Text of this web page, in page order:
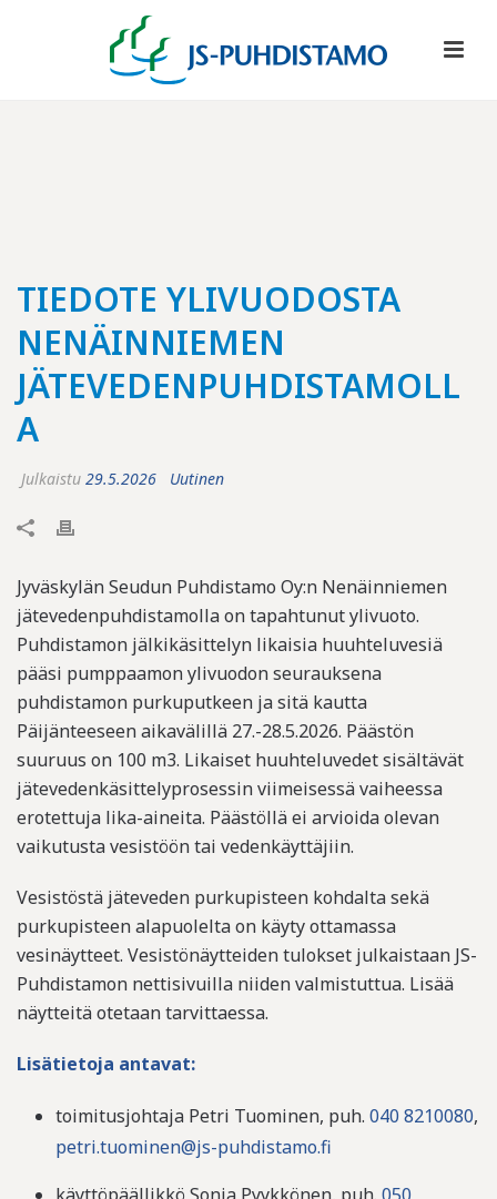
TIEDOTE YLIVUODOSTA
NENÄINNIEMEN
JÄTEVEDENPUHDISTAMOLL
A
Julkaistu 29.5.2026 Uutinen
Jyväskylän Seudun Puhdistamo Oy:n Nenäinniemen
jätevedenpuhdistamolla on tapahtunut ylivuoto.
Puhdistamon jälkikäsittelyn likaisia huuhteluvesiä
pääsi pumppaamon ylivuodon seurauksena
puhdistamon purkuputkeen ja sitä kautta
Päijänteeseen aikavälillä 27.-28.5.2026. Päästön
suuruus on 100 m3. Likaiset huuhteluvedet sisältävät
jätevedenkäsittelyprosessin viimeisessä vaiheessa
erotettuja lika-aineita. Päästöllä ei arvioida olevan
vaikutusta vesistöön tai vedenkäyttäjiin.
Vesistöstä jäteveden purkupisteen kohdalta sekä
purkupisteen alapuolelta on käyty ottamassa
vesinäytteet. Vesistönäytteiden tulokset julkaistaan JS-
Puhdistamon nettisivuilla niiden valmistuttua. Lisää
näytteitä otetaan tarvittaessa.
Lisätietoja antavat:
toimitusjohtaja Petri Tuominen, puh. 040 8210080,
petri.tuominen@js-puhdistamo.fi